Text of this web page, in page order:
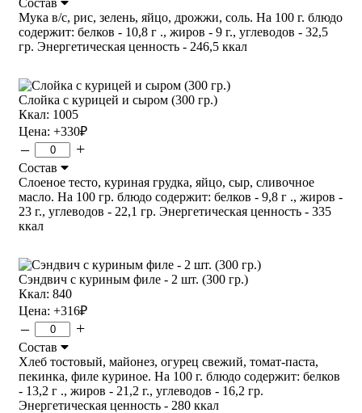
Мука в/с, рис, зелень, яйцо, дрожжи, соль. На 100 г. блюдо
содержит: белков - 10,8 г ., жиров - 9 г., углеводов - 32,5
гр. Энергетическая ценность - 246,5 ккал
Слойка с курицей и сыром (300 гр.)
Ккал: 1005
Цена: +330₽
– +
Состав
Слоеное тесто, куриная грудка, яйцо, сыр, сливочное
масло. На 100 гр. блюдо содержит: белков - 9,8 г ., жиров -
23 г., углеводов - 22,1 гр. Энергетическая ценность - 335
ккал
Сэндвич с куриным филе - 2 шт. (300 гр.)
Ккал: 840
Цена: +316₽
– +
Состав
Хлеб тостовый, майонез, огурец свежий, томат-паста,
пекинка, филе куриное. На 100 г. блюдо содержит: белков
- 13,2 г ., жиров - 21,2 г., углеводов - 16,2 гр.
Энергетическая ценность - 280 ккал